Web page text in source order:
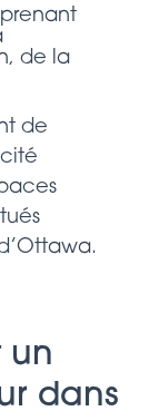
de la
de
un
dans